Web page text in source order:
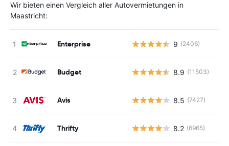
Wir bieten einen Vergleich aller Autovermietungen in
Maastricht:
Enterprise 9 (2406)
Budget 8.9 (11503)
Avis 8.5 (7427)
Thrifty 8.2 (6965)